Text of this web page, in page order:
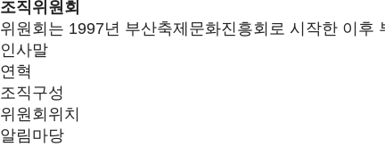
조직위원회
위원회는 1997년 부산축제문화진흥회로 시작한 이
인사말
연혁
조직구성
위원회위치
알림마당